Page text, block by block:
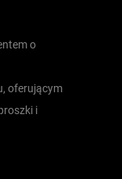
o
oferującym
i